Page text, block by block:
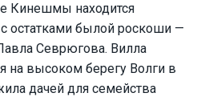
Кинешмы находится
остатками былой роскоши —
Севрюгова. Вилла
на высоком берегу Волги в
дачей для семейства